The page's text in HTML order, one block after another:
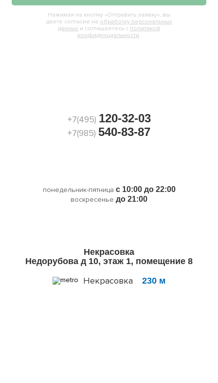
Нажимая на кнопку «Отправить заявку», вы
даете согласие на обработку персональных
данных и соглашаетесь с политикой
конфиденциальности.
+7(495) 120-32-03
+7(985) 540-83-87
понедельник-пятница с 10:00 до 22:00
воскресенье до 21:00
Некрасовка
Недорубова д 10, этаж 1, помещение 8
Некрасовка 230 м